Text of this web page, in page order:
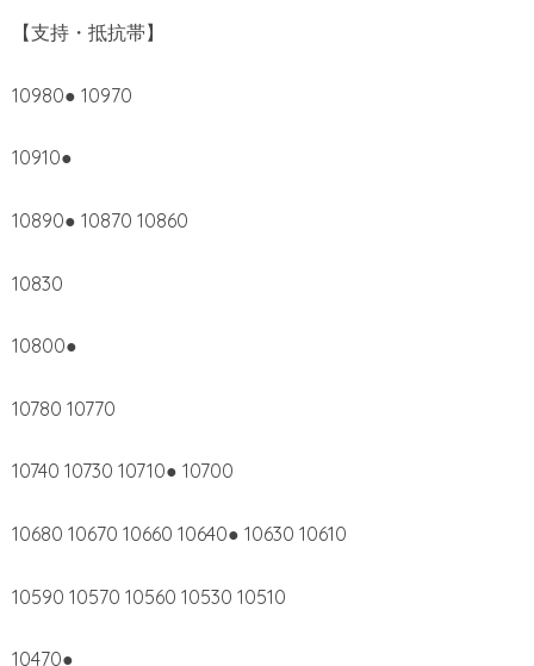
【支持・抵抗帯】
10980● 10970
10910●
10890● 10870 10860
10830
10800●
10780 10770
10740 10730 10710● 10700
10680 10670 10660 10640● 10630 10610
10590 10570 10560 10530 10510
10470●